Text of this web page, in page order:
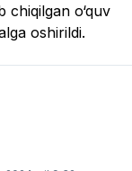
chiqilgan o‘quv
oshirildi.